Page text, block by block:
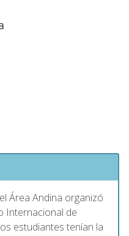
Área Andina organizó
Internacional de
estudiantes tenían la